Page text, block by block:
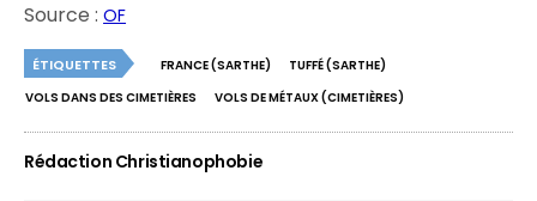
Source :OF
ÉTIQUETTES FRANCE (SARTHE)
TUFFÉ (SARTHE)
VOLS DANS DES CIMETIÈRES
VOLS DE MÉTAUX (CIMETIÈRES)
Rédaction Christianophobie